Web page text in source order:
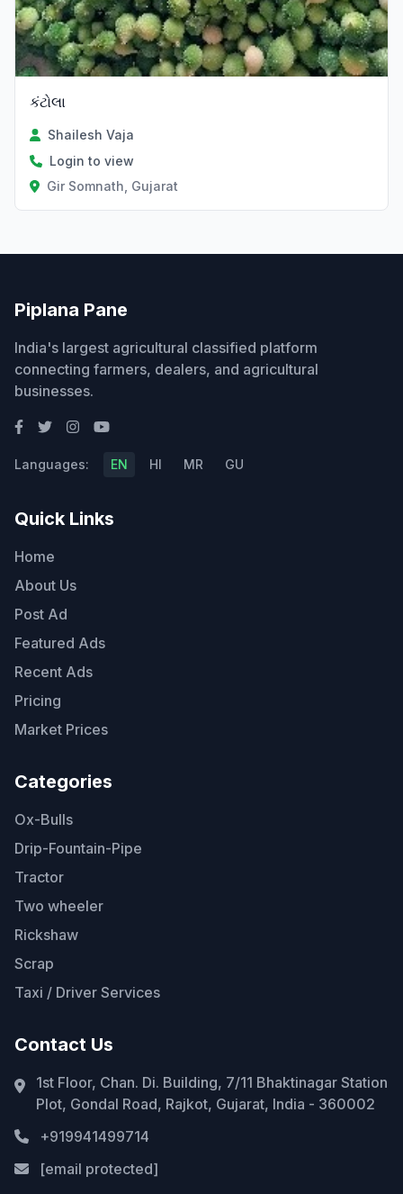
કંટોલા
Shailesh Vaja
Login to view
Gir Somnath, Gujarat
Piplana Pane
India's largest agricultural classified platform
connecting farmers, dealers, and agricultural
businesses.
Languages: EN HI MR GU
Quick Links
Home
About Us
Post Ad
Featured Ads
Recent Ads
Pricing
Market Prices
Categories
Ox-Bulls
Drip-Fountain-Pipe
Tractor
Two wheeler
Rickshaw
Scrap
Taxi / Driver Services
Contact Us
1st Floor, Chan. Di. Building, 7/11 Bhaktinagar Station
Plot, Gondal Road, Rajkot, Gujarat, India - 360002
+919941499714
[email protected]